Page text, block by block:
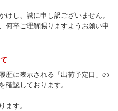
けし、誠に申し訳ございません。
何卒ご理解賜りますようお願い申
歴に表示される「出荷予定日」の
確認しております。
ます。